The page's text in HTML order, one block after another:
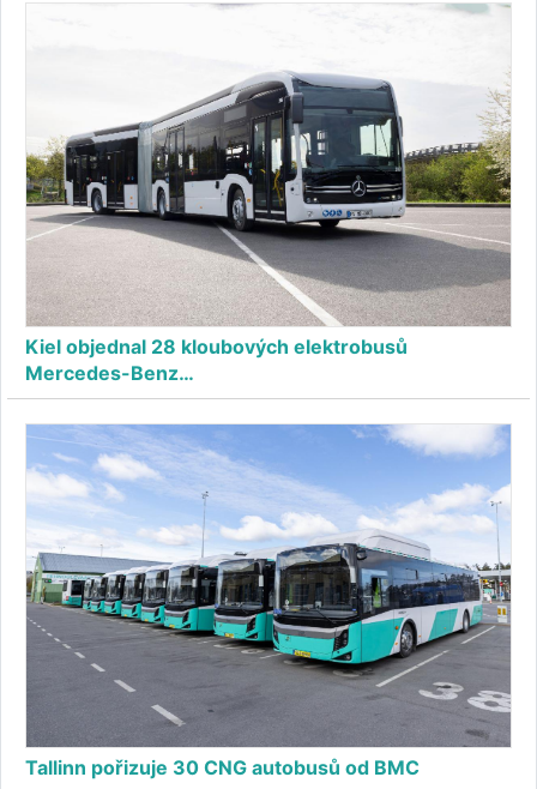
Kiel objednal 28 kloubových elektrobusů
Mercedes-Benz…
Tallinn pořizuje 30 CNG autobusů od BMC